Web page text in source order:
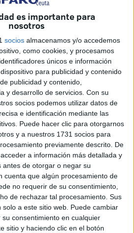
es importante para
nosotros
socios almacenamos y/o accedemos
como cookies, y procesamos
únicos e información
para publicidad y contenido
publicidad y contenido,
y desarrollo de servicios. Con su
socios podemos utilizar datos de
e identificación mediante las
Puede hacer clic para otorgarnos
y a nuestros 1731 socios para
previamente descrito. De
a información más detallada y
de otorgar o negar su
cuenta que algún procesamiento de
no requerir de su consentimiento,
de rechazar tal procesamiento. Sus
a este sitio web. Puede cambiar
consentimiento en cualquier
sitio y haciendo clic en el botón
puro.
cada vez se parece más a la
en sus turbias aguas, el Amor
milenarios que amenazan con
nueva Atlántida, los mal
sociedad de la inmediatez se
en forma de bulos y
que la razón se amordaza sin
vaya al rescate.